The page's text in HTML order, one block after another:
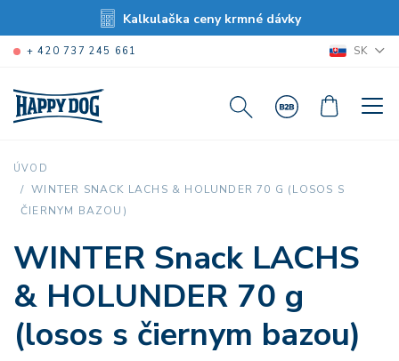
Kalkulačka ceny krmné dávky
+ 420 737 245 661 SK
ÚVOD
WINTER SNACK LACHS & HOLUNDER 70 G (LOSOS S
ČIERNYM BAZOU)
WINTER Snack LACHS
& HOLUNDER 70 g
(losos s čiernym bazou)